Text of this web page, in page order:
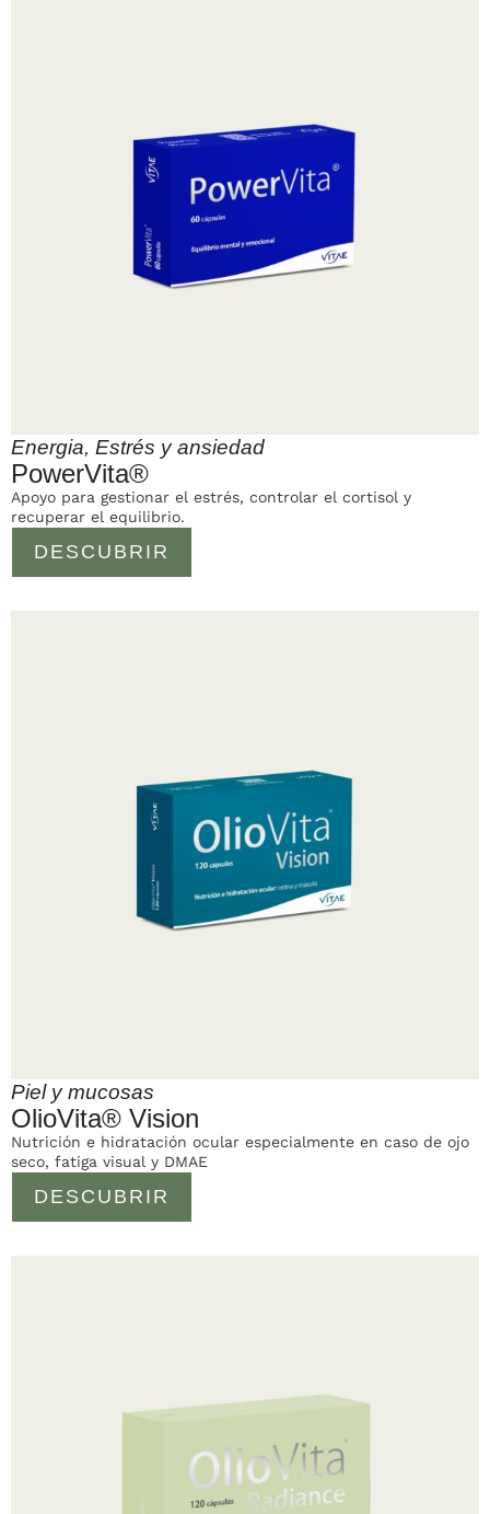
Energia, Estrés y ansiedad
PowerVita®
DESCUBRIR
Apoyo para gestionar el estrés, controlar el cortisol y
recuperar el equilibrio.
Piel y mucosas
OlioVita® Vision
DESCUBRIR
Nutrición e hidratación ocular especialmente en caso de ojo
seco, fatiga visual y DMAE